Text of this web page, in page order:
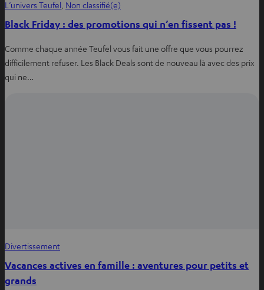
L’univers Teufel Non classifié(e)
Black Friday : des promotions qui n’en fissent pas !
Comme chaque année Teufel vous fait une offre que vous pourrez
difficilement refuser. Les Black Deals sont de nouveau là avec des prix
qui ne…
Divertissement
Vacances actives en famille : aventures pour petits et
grands